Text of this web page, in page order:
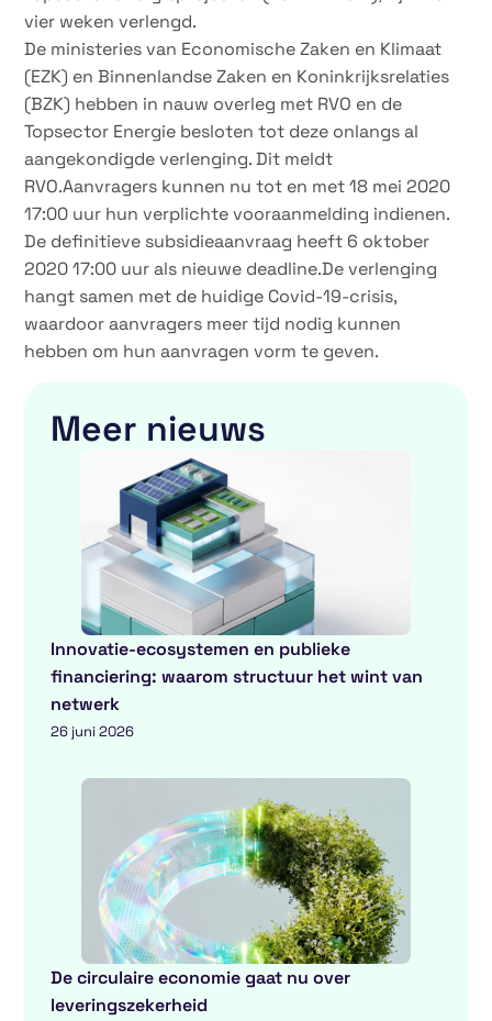
vier weken verlengd.
De ministeries van Economische Zaken en Klimaat
(EZK) en Binnenlandse Zaken en Koninkrijksrelaties
(BZK) hebben in nauw overleg met RVO en de
Topsector Energie besloten tot deze onlangs al
aangekondigde verlenging​. Dit meldt
RVO.Aanvragers kunnen nu tot en met 18 mei 2020
17:00 uur hun verplichte vooraanmelding indienen.
De definitieve subsidieaanvraag heeft 6 oktober
2020 17:00 uur als nieuwe deadline.De verlenging
hangt samen met de huidige Covid-19-crisis,
waardoor aanvragers meer tijd nodig kunnen
hebben om hun aanvragen vorm te geven.
Meer nieuws
Innovatie-ecosystemen en publieke
financiering: waarom structuur het wint van
netwerk
26 juni 2026
De circulaire economie gaat nu over
leveringszekerheid